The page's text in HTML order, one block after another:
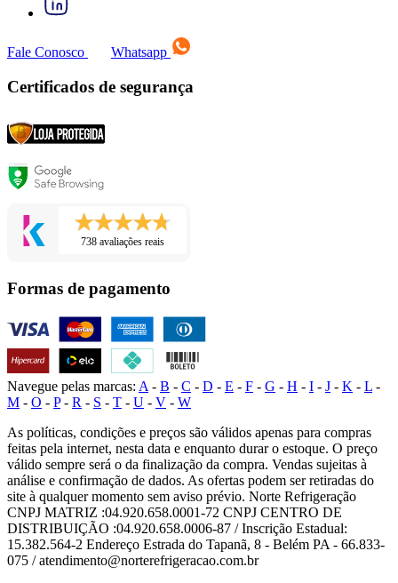
Fale Conosco Whatsapp
Certificados de segurança
738 avaliações reais
Formas de pagamento
Navegue pelas marcas: A - B - C - D - E - F - G - H - I - J - K - L -
M - O - P- R - S - T - U - V - W
As políticas, condições e preços são válidos apenas para compras
feitas pela internet, nesta data e enquanto durar o estoque. O preço
válido sempre será o da finalização da compra. Vendas sujeitas à
análise e confirmação de dados. As ofertas podem ser retiradas do
site à qualquer momento sem aviso prévio. Norte Refrigeração
CNPJ MATRIZ :04.920.658.0001-72 CNPJ CENTRO DE
DISTRIBUIÇÃO :04.920.658.0006-87 / Inscrição Estadual:
15.382.564-2 Endereço Estrada do Tapanã, 8 - Belém PA - 66.833-
075 / atendimento@norterefrigeracao.com.br